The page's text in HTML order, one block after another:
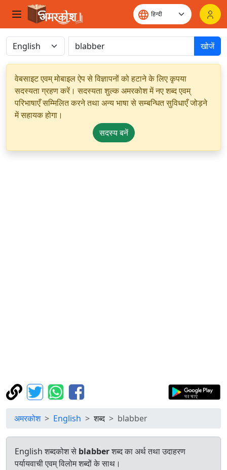
खोजें
वेबसाइट एवम् मोबाइल ऐप से विज्ञापनों को हटाने के लिए कृपया
सदस्यता ग्रहण करें। सदस्यता शुल्क अमरकोश में नए शब्द एवम्
परिभाषाएँ सम्मिलित करने तथा अन्य भाषा से सम्बन्धित सुविधाएँ जोड़ने
में सहायक होगा।
सदस्य बनें
अमरकोश English शब्द blabber
English शब्दकोश से blabberशब्द का अर्थ तथा उदाहरण
पर्यायवाची एवम् विलोम शब्दों के साथ।